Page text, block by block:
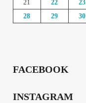
21
22 23
28
29 30
FACEBOOK
INSTAGRAM